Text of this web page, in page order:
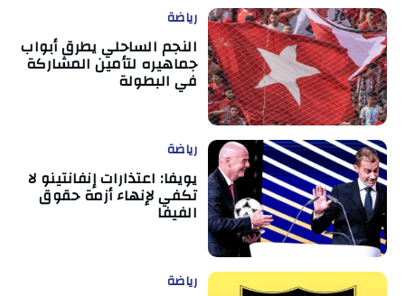
رياضة
النجم الساحلي يطرق أبواب
جماهيره لتأمين المشاركة
في البطولة
رياضة
يويفا: اعتذارات إنفانتينو لا
تكفي لإنهاء أزمة حقوق
الفيفا
رياضة